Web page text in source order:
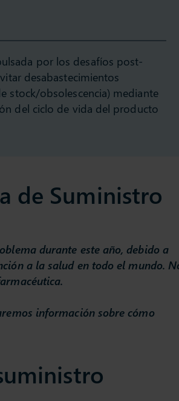
por los desafíos post-
desabastecimientos
stock/obsolescencia) mediante
del ciclo de vida del producto
de Suministro
durante este año, debido a
a la salud en todo el mundo.
información sobre cómo